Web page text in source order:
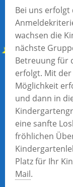
Bei uns
wachsen die
nächste
Betreuung für
erfolgt. Mit
Möglichkeit
und dann in
eine sanfte
fröhlichen
Platz für Ihr
Mail.